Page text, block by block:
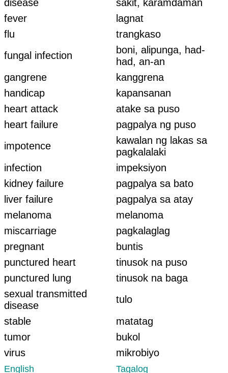
disease
sakit, karamdaman
fever
lagnat
flu
trangkaso
fungal infection
boni, alipunga, had-
had, an-an
gangrene
kanggrena
handicap
kapansanan
heart attack
atake sa puso
heart failure
pagpalya ng puso
impotence
kawalan ng lakas sa
pagkalalaki
infection
impeksiyon
kidney failure
pagpalya sa bato
liver failure
pagpalya sa atay
melanoma
melanoma
miscarriage
pagkalaglag
pregnant
buntis
punctured heart
tinusok na puso
punctured lung
tinusok na baga
sexual transmitted
disease
tulo
stable
matatag
tumor
bukol
virus
mikrobiyo
English Tagalog